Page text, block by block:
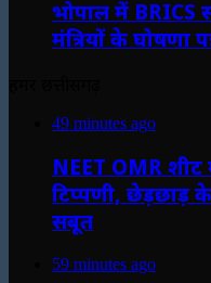
भोपाल में BRICS
मंत्रियों के घोषणा
49 minutes ago
NEET OMR शीट
टिप्पणी, छेड़छाड़
सबूत
59 minutes ago